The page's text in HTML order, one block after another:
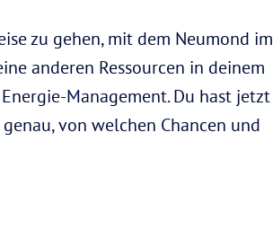
zu gehen, mit dem Neumond im
anderen Ressourcen in deinem
Management. Du hast jetzt
von welchen Chancen und